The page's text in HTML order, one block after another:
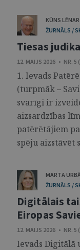
KŪNS
ŽURNĀLS /
Tiesas
12. MAIJS 2026 • NR. 5
1. Ievads
(turpmāk –
svarīgi ir
aizsardzības
patērētājiem
spēju aizstāvēt
MARTA
ŽURNĀLS /
Digitālais
Eiropas
12. MAIJS 2026 • NR. 5
Ievads Digitālā